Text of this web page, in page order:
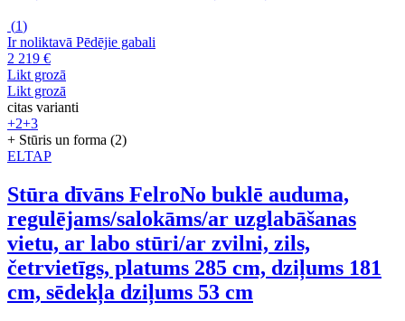
(1)
Ir noliktavā Pēdējie gabali
2 219 €
Likt grozā
Likt grozā
citas varianti
+2+3
+ Stūris un forma (2)
ELTAP
Stūra dīvāns FelroNo buklē auduma,
regulējams/salokāms/ar uzglabāšanas
vietu, ar labo stūri/ar zvilni, zils,
četrvietīgs, platums 285 cm, dziļums 181
cm, sēdekļa dziļums 53 cm